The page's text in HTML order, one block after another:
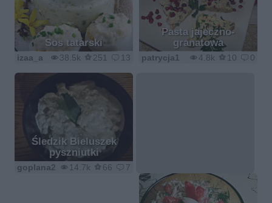
Sos tatarski
38.5k 251 13
izaa_a
Pasta jajeczno-
granatowa
4.8k 10 0
patrycja1
Śledzik Bieluszek
pyszniutki
14.7k 66 7
goplana2